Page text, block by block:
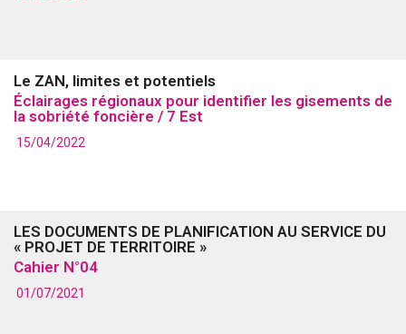
Le ZAN, limites et potentiels
Éclairages régionaux pour identifier les gisements de
la sobriété foncière / 7 Est
15/04/2022
LES DOCUMENTS DE PLANIFICATION AU SERVICE DU
« PROJET DE TERRITOIRE »
Cahier N°04
01/07/2021